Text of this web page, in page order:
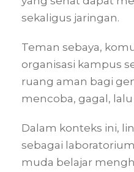
sekaligus jaringan.
Teman sebaya,
organisasi kampus
ruang aman bagi
mencoba, gagal,
Dalam konteks ini,
sebagai
muda belajar